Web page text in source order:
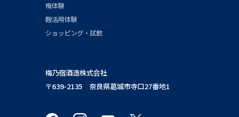
梅体験
麹活用体験
ショッピング・試飲
梅乃宿酒造株式会社
〒639-2135 奈良県葛城市寺口27番地1